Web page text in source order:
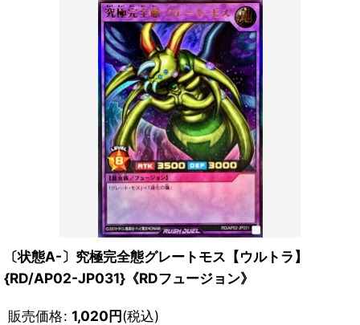
〔状態A-〕究極完全態グレートモス【ウルトラ】
{RD/AP02-JP031}《RDフュージョン》
販売価格: 1,020円(税込)